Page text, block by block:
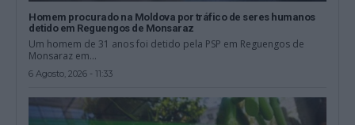
Homem procurado na Moldova por tráfico de seres humanos
detido em Reguengos de Monsaraz
Um homem de 31 anos foi detido pela PSP em Reguengos de
Monsaraz em...
6 Agosto, 2026 - 11:33